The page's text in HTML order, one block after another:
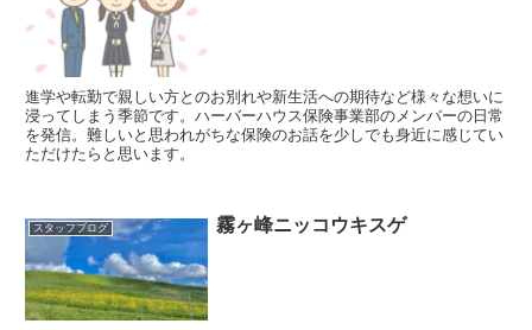
進学や転勤で親しい方とのお別れや新生活への期待など様々な想いに
浸ってしまう季節です。ハーバーハウス保険事業部のメンバーの日常
を発信。難しいと思われがちな保険のお話を少しでも身近に感じてい
ただけたらと思います。
スタッフブログ 霧ヶ峰ニッコウキスゲ